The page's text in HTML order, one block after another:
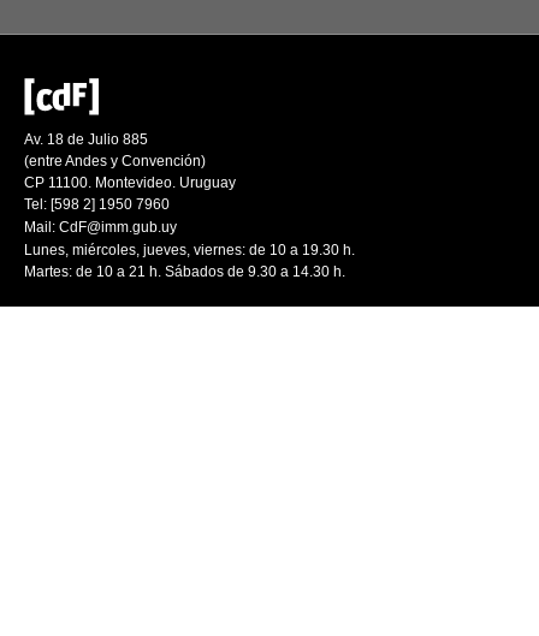
Av. 18 de Julio 885
(entre Andes y Convención)
CP 11100. Montevideo. Uruguay
Tel: [598 2] 1950 7960
Mail: CdF@imm.gub.uy
Lunes, miércoles, jueves, viernes: de 10 a 19.30 h.
Martes: de 10 a 21 h. Sábados de 9.30 a 14.30 h.